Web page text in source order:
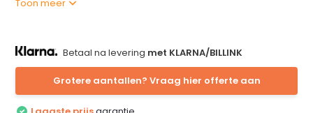
Toon meer
Betaal na levering met KLARNA/BILLINK
Grotere aantallen? Vraag hier offerte aan